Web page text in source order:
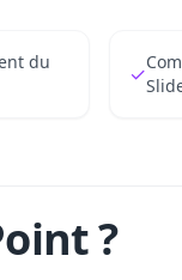
du
✓
?